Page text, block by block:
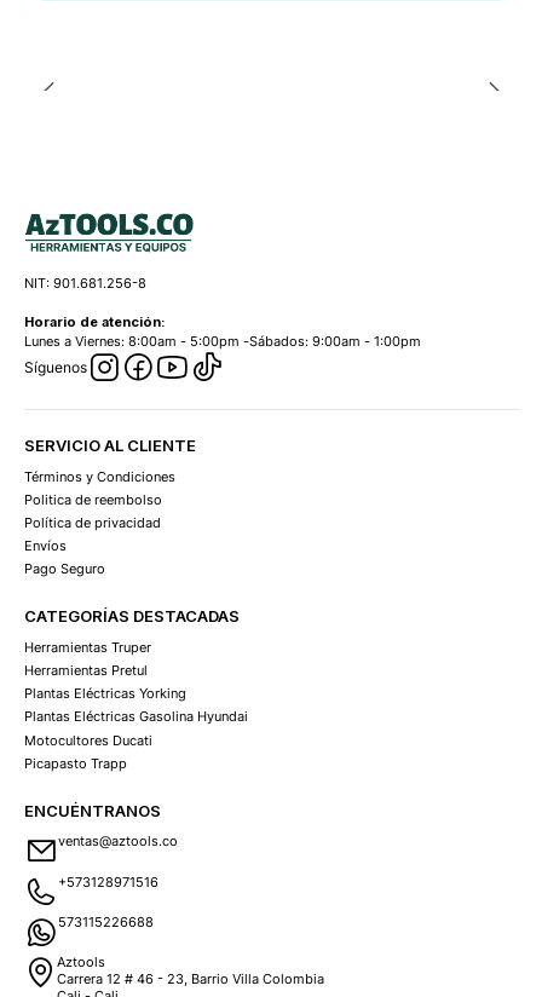
NIT: 901.681.256-8
Horario de atención:
Lunes a Viernes: 8:00am - 5:00pm -Sábados: 9:00am - 1:00pm
Síguenos
SERVICIO AL CLIENTE
Términos y Condiciones
Politica de reembolso
Política de privacidad
Envíos
Pago Seguro
CATEGORÍAS DESTACADAS
Herramientas Truper
Herramientas Pretul
Plantas Eléctricas Yorking
Plantas Eléctricas Gasolina Hyundai
Motocultores Ducati
Picapasto Trapp
ENCUÉNTRANOS
ventas@aztools.co
+573128971516
573115226688
Aztools
Carrera 12 # 46 - 23, Barrio Villa Colombia